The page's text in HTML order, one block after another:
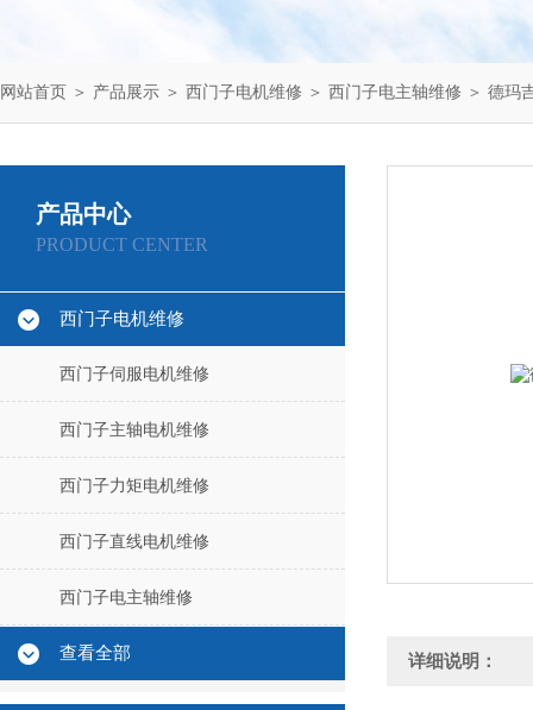
网站首页 ＞ 产品展示 ＞ 西门子电机维修 ＞ 西门子电主轴维修 ＞ 德玛
产品中心
PRODUCT CENTER
西门子电机维修
西门子伺服电机维修
西门子主轴电机维修
西门子力矩电机维修
西门子直线电机维修
西门子电主轴维修
查看全部 详细说明：